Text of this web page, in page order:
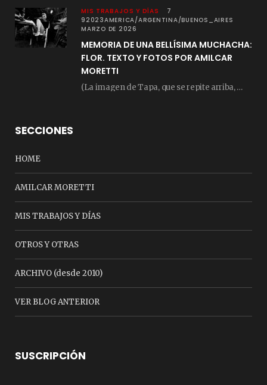
MIS TRABAJOS Y DÍAS
7
92023AMERICA/ARGENTINA/BUENOS_AIRES
MARZO DE 2026
MEMORIA DE UNA BELLÍSIMA MUCHACHA:
FLOR. TEXTO Y FOTOS POR AMILCAR
MORETTI
(La imagen de Tapa, que se repite arriba, fue compuesta por Amilcar Moretti el viernes…
SECCIONES
HOME
AMILCAR MORETTI
MIS TRABAJOS Y DÍAS
OTROS Y OTRAS
ARCHIVO (desde 2010)
VER BLOG ANTERIOR
SUSCRIPCIÓN